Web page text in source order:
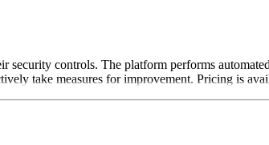
controls. The platform performs
take measures for improvement. Pricing is